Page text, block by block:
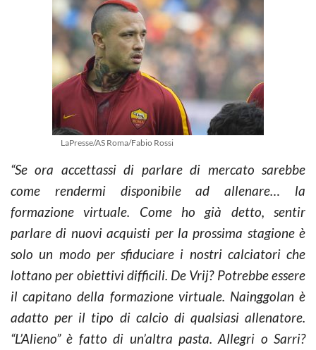
LaPresse/AS Roma/Fabio Rossi
“Se ora accettassi di parlare di mercato sarebbe
come rendermi disponibile ad allenare… la
formazione virtuale. Come ho già detto, sentir
parlare di nuovi acquisti per la prossima stagione è
solo un modo per sfiduciare i nostri calciatori che
lottano per obiettivi difficili. De Vrij? Potrebbe essere
il capitano della formazione virtuale. Nainggolan è
adatto per il tipo di calcio di qualsiasi allenatore.
“L’Alieno” è fatto di un’altra pasta. Allegri o Sarri?